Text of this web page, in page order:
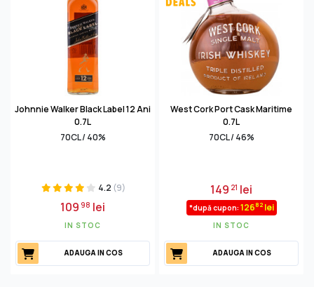
Johnnie Walker Black Label 12 Ani
0.7L
70CL / 40%
4.2 (9)
10998 lei
IN STOC
ADAUGA IN COS
West Cork Port Cask Maritime
0.7L
70CL / 46%
149 21 lei
*după cupon: 12682lei
IN STOC
ADAUGA IN COS